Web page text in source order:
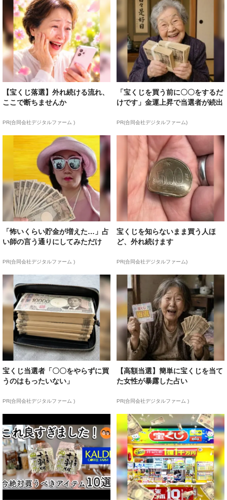
【宝くじ落選】外れ続ける流れ、
ここで断ちませんか
PR(合同会社デジタルファーム )
「宝くじを買う前に〇〇をするだ
けです」金運上昇で当選者が続出
PR(合同会社デジタルファーム)
「怖いくらい貯金が増えた…」占
い師の言う通りにしてみただけ
PR(合同会社デジタルファーム )
宝くじを知らないまま買う人ほ
ど、外れ続けます
PR(合同会社デジタルファーム)
宝くじ当選者「〇〇をやらずに買
うのはもったいない」
PR(合同会社デジタルファーム )
【高額当選】簡単に宝くじを当て
た女性が暴露した占い
PR(合同会社デジタルファーム )